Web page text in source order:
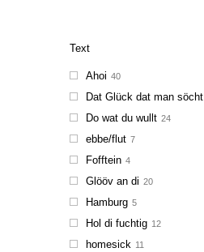
Text
Ahoi 40
Dat Glück dat man söcht
Do wat du wullt 24
ebbe/flut 7
Fofftein 4
Glööv an di 20
Hamburg 5
Hol di fuchtig 12
homesick 11